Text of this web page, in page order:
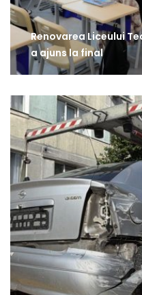
Renovarea Liceului
a ajuns la final